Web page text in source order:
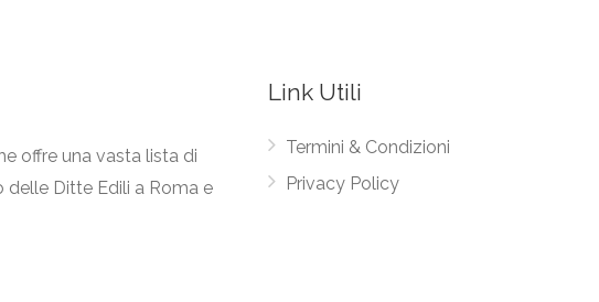
offre una vasta lista di
Ditte Edili a Roma e
Link Utili
Termini & Condizioni
Privacy Policy